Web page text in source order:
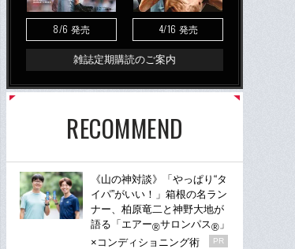
8/6 発売 4/16 発売
雑誌定期購読のご案内
RECOMMEND
《山の神対談》「やっぱり“タ
イパ”がいい！」箱根の名ラン
ナー、柏原竜二と神野大地が
語る「エアー®サロンパス® 」
×コンディショニング術
PR